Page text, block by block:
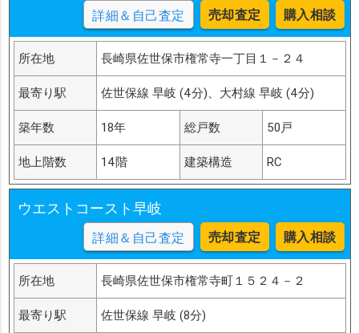
詳細＆自己査定 売却査定 購入相談
所在地 長崎県佐世保市権常寺一丁目１－２４
最寄り駅 佐世保線 早岐 (4分)、大村線 早岐 (4分)
築年数 18年 総戸数 50戸
地上階数 14階 建築構造 RC
ウエストコースト早岐
詳細＆自己査定 売却査定 購入相談
所在地 長崎県佐世保市権常寺町１５２４－２
最寄り駅 佐世保線 早岐 (8分)